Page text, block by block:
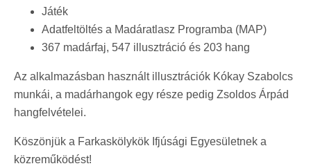
Játék
Adatfeltöltés a Madáratlasz Programba (MAP)
367 madárfaj, 547 illusztráció és 203 hang
Az alkalmazásban használt illusztrációk Kókay Szabolcs
munkái, a madárhangok egy része pedig Zsoldos Árpád
hangfelvételei.
Köszönjük a Farkaskölykök Ifjúsági Egyesületnek a
közreműködést!